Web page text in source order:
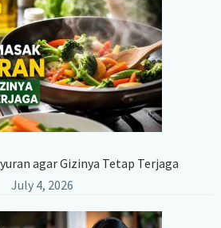
agar Gizinya Tetap Terjaga
July 4, 2026